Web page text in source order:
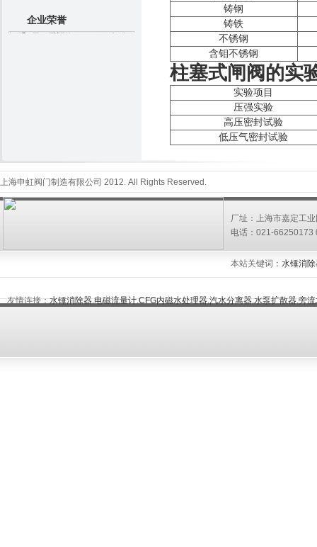
企业荣誉
铸钢
铸铁
不锈钢
含钼不锈钢
柱塞式闸阀的实
实验项目
压强实验
高压密封试验
低压气密封试验
上海申虹阀门制造有限公司 2012. All Rights Reserved.
厂址：上海市嘉定工
电话：021-66250173
本站关键词： 水锤消
友情连接：水锤消除器,电磁流量计,CFG内磁水处理器,汽水分离器,水泵扩散器,旁